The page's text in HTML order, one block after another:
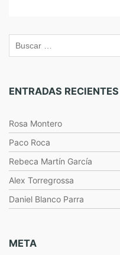
ENTRADAS RECIENTES
Rosa Montero
Paco Roca
Rebeca Martín García
Alex Torregrossa
Daniel Blanco Parra
META